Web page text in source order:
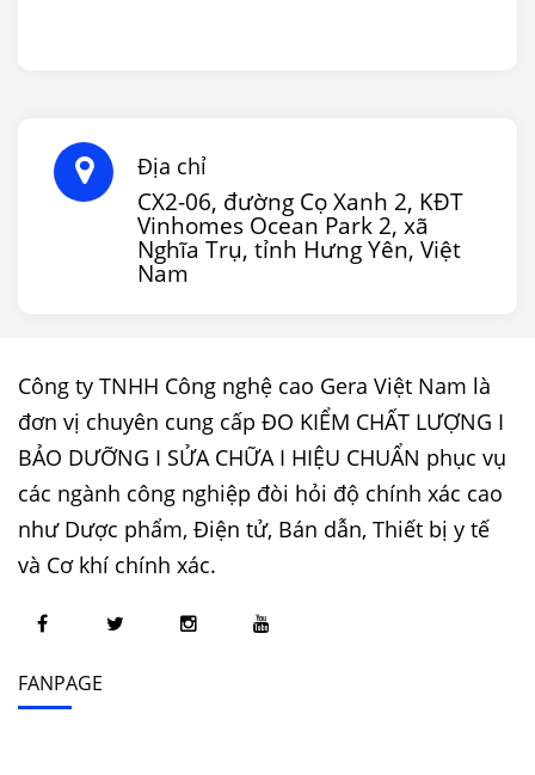
Địa chỉ
CX2-06, đường Cọ Xanh 2, KĐT
Vinhomes Ocean Park 2, xã
Nghĩa Trụ, tỉnh Hưng Yên, Việt
Nam
Công ty TNHH Công nghệ cao Gera Việt Nam là
đơn vị chuyên cung cấp ĐO KIỂM CHẤT LƯỢNG I
BẢO DƯỠNG I SỬA CHỮA I HIỆU CHUẨN phục vụ
các ngành công nghiệp đòi hỏi độ chính xác cao
như Dược phẩm, Điện tử, Bán dẫn, Thiết bị y tế
và Cơ khí chính xác.
FANPAGE